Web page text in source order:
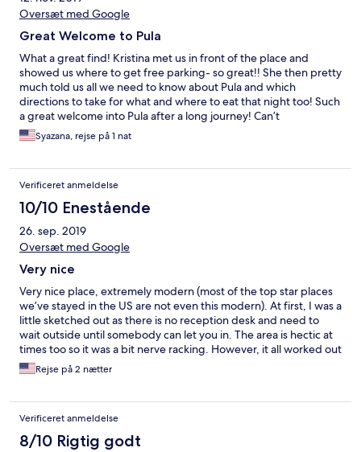
Oversæt med Google
Great Welcome to Pula
What a great find! Kristina met us in front of the place and
showed us where to get free parking- so great!! She then pretty
much told us all we need to know about Pula and which
directions to take for what and where to eat that night too! Such
a great welcome into Pula after a long journey! Can’t
recommend this place enough!! Walking distance to everything
you would want to see in Pula too. They also have a shared
rooms are clean and modern looking. So pleased with this find.
Syazana, rejse på 1 nat
Verificeret anmeldelse
10/10 Enestående
26. sep. 2019
Oversæt med Google
Very nice
Very nice place, extremely modern (most of the top star places
we’ve stayed in the US are not even this modern). At first, I was a
little sketched out as there is no reception desk and need to
wait outside until somebody can let you in. The area is hectic at
times too so it was a bit nerve racking. However, it all worked out
and while looking back, it was a very smooth start to the stay. If
you have never been to Pula (like us), the city looks a bit scary
more comfortable with the city and the excellent location of the
hotel. All in all, out of our four country stay during the trip, this
hotel was definitely one of the nicest.
Rejse på 2 nætter
Verificeret anmeldelse
8/10 Rigtig godt